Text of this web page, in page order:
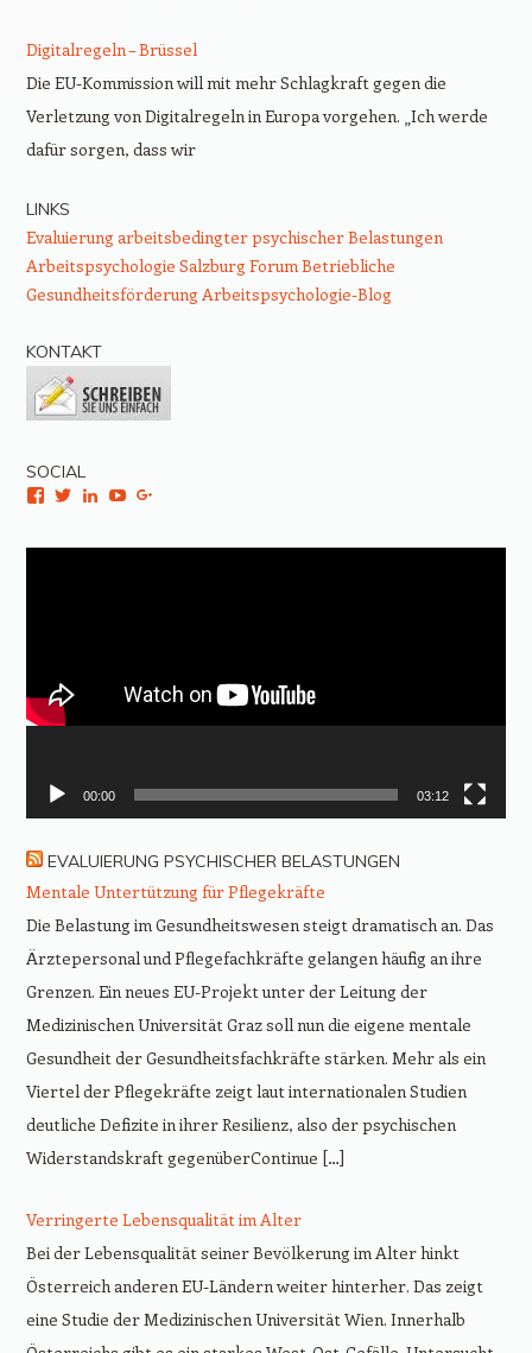
Digitalregeln – Brüssel
Die EU-Kommission will mit mehr Schlagkraft gegen die
Verletzung von Digitalregeln in Europa vorgehen. „Ich werde
dafür sorgen, dass wir
LINKS
Evaluierung arbeitsbedingter psychischer Belastungen
Arbeitspsychologie Salzburg Forum Betriebliche
Gesundheitsförderung Arbeitspsychologie-Blog
KONTAKT
SOCIAL
Facebook
TwitterLinkedIn
YouTube
00:00 03:12
EVALUIERUNG PSYCHISCHER BELASTUNGEN
Mentale Untertützung für Pflegekräfte
Die Belastung im Gesundheitswesen steigt dramatisch an. Das
Ärztepersonal und Pflegefachkräfte gelangen häufig an ihre
Grenzen. Ein neues EU-Projekt unter der Leitung der
Medizinischen Universität Graz soll nun die eigene mentale
Gesundheit der Gesundheitsfachkräfte stärken. Mehr als ein
Viertel der Pflegekräfte zeigt laut internationalen Studien
deutliche Defizite in ihrer Resilienz, also der psychischen
Widerstandskraft gegenüberContinue […]
Verringerte Lebensqualität im Alter
Bei der Lebensqualität seiner Bevölkerung im Alter hinkt
Österreich anderen EU-Ländern weiter hinterher. Das zeigt
eine Studie der Medizinischen Universität Wien. Innerhalb